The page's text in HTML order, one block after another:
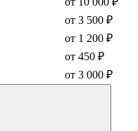
от 3 500 ₽
от 1 200 ₽
от 450 ₽
от 3 000 ₽